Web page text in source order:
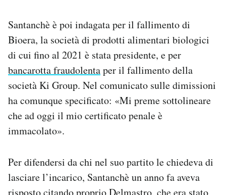
Santanchè è poi indagata per il fallimento di
Bioera, la società di prodotti alimentari biologici
di cui fino al 2021 è stata presidente, e per
bancarotta fraudolentaper il fallimento della
società Ki Group. Nel comunicato sulle dimissioni
ha comunque specificato: «Mi preme sottolineare
che ad oggi il mio certificato penale è
immacolato».
Per difendersi da chi nel suo partito le chiedeva di
lasciare l’incarico, Santanchè un anno fa aveva
risposto citando proprio Delmastro, che era stato